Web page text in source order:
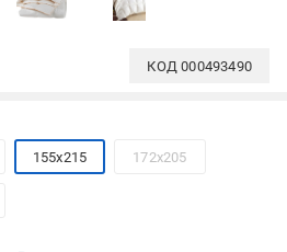
КОД000493490
155x215 172x205